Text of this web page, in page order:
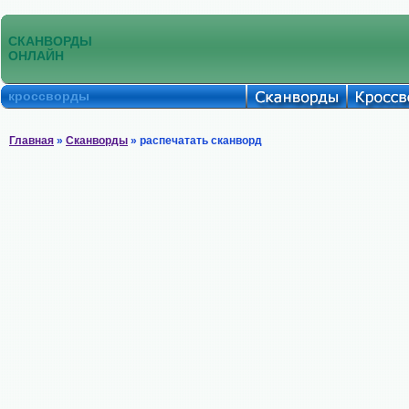
СКАНВОРДЫ
ОНЛАЙН
кроссворды
Главная » Сканворды » распечатать сканворд